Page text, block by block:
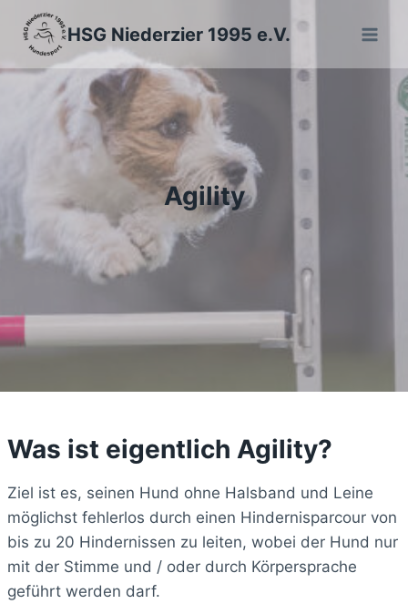
Inhalt
springen
HSG Niederzier 1995 e.V.
Agility
Was ist eigentlich Agility?
Ziel ist es, seinen Hund ohne Halsband und Leine
möglichst fehlerlos durch einen Hindernisparcour von
bis zu 20 Hindernissen zu leiten, wobei der Hund nur
mit der Stimme und / oder durch Körpersprache
geführt werden darf.